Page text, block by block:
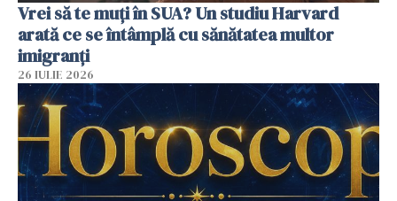
Vrei să te muți în SUA? Un studiu Harvard
arată ce se întâmplă cu sănătatea multor
imigranți
26 IULIE 2026